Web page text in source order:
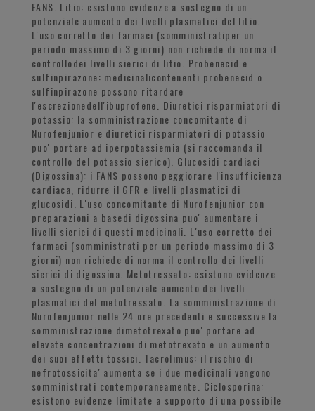
FANS. Litio: esistono evidenze a sostegno di un
potenziale aumento dei livelli plasmatici del litio.
L'uso corretto dei farmaci (somministratiper un
periodo massimo di 3 giorni) non richiede di norma il
controllodei livelli sierici di litio. Probenecid e
sulfinpirazone: medicinalicontenenti probenecid o
sulfinpirazone possono ritardare
l'escrezionedell'ibuprofene. Diuretici risparmiatori di
potassio: la somministrazione concomitante di
Nurofenjunior e diuretici risparmiatori di potassio
puo' portare ad iperpotassiemia (si raccomanda il
controllo del potassio sierico). Glucosidi cardiaci
(Digossina): i FANS possono peggiorare l'insufficienza
cardiaca, ridurre il GFR e livelli plasmatici di
glucosidi. L'uso concomitante di Nurofenjunior con
preparazioni a basedi digossina puo' aumentare i
livelli sierici di questi medicinali. L'uso corretto dei
farmaci (somministrati per un periodo massimo di 3
giorni) non richiede di norma il controllo dei livelli
sierici di digossina. Metotressato: esistono evidenze
a sostegno di un potenziale aumento dei livelli
plasmatici del metotressato. La somministrazione di
Nurofenjunior nelle 24 ore precedenti e successive la
somministrazione dimetotrexato puo' portare ad
elevate concentrazioni di metotrexato e un aumento
dei suoi effetti tossici. Tacrolimus: il rischio di
nefrotossicita' aumenta se i due medicinali vengono
somministrati contemporaneamente. Ciclosporina:
esistono evidenze limitate a supporto di una possibile